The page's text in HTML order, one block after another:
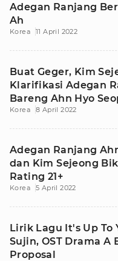
Adegan Ranjang
Ah
Korea 11 April 2022
Buat Geger, Kim
Klarifikasi Adegan
Bareng Ahn Hyo
Korea 8 April 2022
Adegan Ranjang
dan Kim Sejeong
Rating 21+
Korea 5 April 2022
Lirik Lagu It's Up To You - Moon
Sujin, OST Drama A
Proposal